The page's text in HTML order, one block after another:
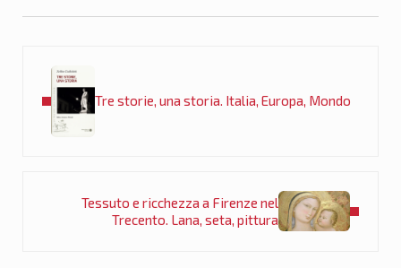
Tre storie, una storia. Italia, Europa, Mondo
Tessuto e ricchezza a Firenze nel
Trecento. Lana, seta, pittura